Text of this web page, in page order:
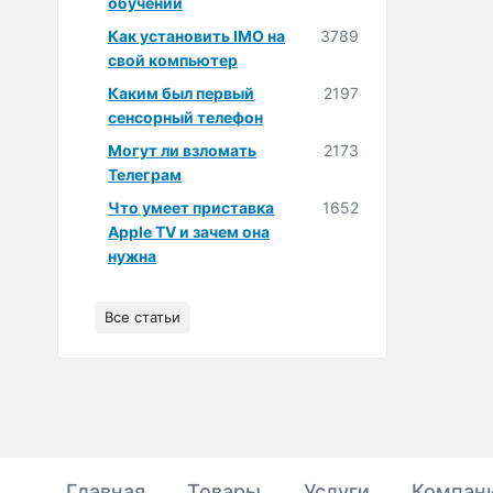
Как установить IMO на
свой компьютер
3789
Каким был первый
сенсорный телефон
2197
Могут ли взломать
Телеграм
2173
Что умеет приставка
Apple TV и зачем она
нужна
1652
Все статьи